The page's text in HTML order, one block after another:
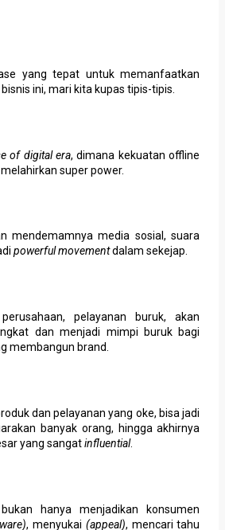
yang tepat untuk memanfaatkan
ini, mari kita kupas tipis-tipis.
of digital era, dimana kekuatan offline
super power.
mendemamnya media sosial, suara
powerful movementdalam sekejap.
pelayanan buruk, akan
dan menjadi mimpi buruk bagi
membangun brand.
dan pelayanan yang oke, bisa jadi
banyak orang, hingga akhirnya
yang sangatinfluential.
hanya menjadikan konsumen
, menyukai (appeal), mencari tahu